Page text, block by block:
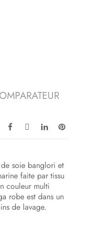
soie banglori et
faite par tissu
couleur multi
robe est dans un
de lavage.